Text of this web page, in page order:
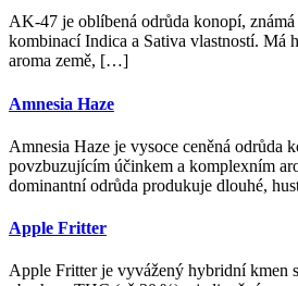
AK-47 je oblíbená odrůda konopí,
kombinací Indica a Sativa vlastností. Má
aroma země, […]
Amnesia Haze
Amnesia Haze je vysoce ceněná odrůda
povzbuzujícím účinkem a komplexním
dominantní odrůda produkuje dlouhé,
Apple Fritter
Apple Fritter je vyvážený hybridní kmen